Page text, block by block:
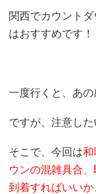
関西でカウント
はおすすめです！
一度行くと、あの
ですが、注意した
そこで、今回は和
ウンの混雑具合
到着すればいい